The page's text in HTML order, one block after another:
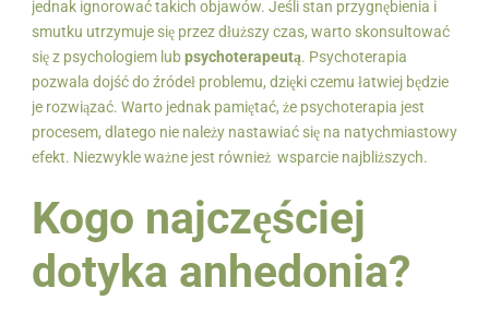
jednak ignorować takich objawów. Jeśli stan przygnębienia i
smutku utrzymuje się przez dłuższy czas, warto skonsultować
się z psychologiem lubpsychoterapeutą. Psychoterapia
pozwala dojść do źródeł problemu, dzięki czemu łatwiej będzie
je rozwiązać. Warto jednak pamiętać, że psychoterapia jest
procesem, dlatego nie należy nastawiać się na natychmiastowy
efekt. Niezwykle ważne jest również wsparcie najbliższych.
Kogo najczęściej
dotyka anhedonia?